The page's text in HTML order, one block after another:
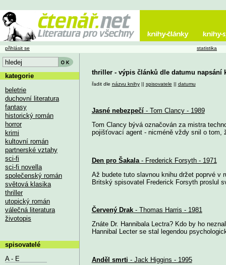
thriller - výpis článků dle datumu napsání
řadit dle názvu knihy|| spisovatele || datumu
Jasné nebezpečí- Tom Clancy - 1989
Tom Clancy bývá označován za mistra
pojišťovací agent - nicméně vždy snil o tom,
Den pro Šakala- Frederick Forsyth - 1971
Až budete tuto slavnou knihu držet poprvé v
Britský spisovatel Frederick Forsyth proslul
Červený Drak- Thomas Harris - 1981
Znáte Dr. Hannibala Lectra? Kdo by ho
Hannibal Lecter se stal legendou
Anděl smrti - Jack Higgins - 1995
přihlásit se statistika
kategorie
beletrie
duchovní literatura
fantasy
historický román
horror
krimi
kultovní román
partnerské vztahy
sci-fi
sci-fi novella
společenský román
světová klasika
thriller
utopický román
válečná literatura
životopis
spisovatelé
A - E